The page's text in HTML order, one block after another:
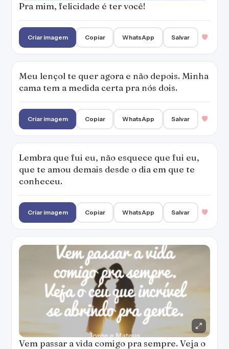
Pra mim, felicidade é ter você!
Criar imagem Copiar WhatsApp Salvar
Meu lençol te quer agora e não depois. Minha
cama tem a medida certa pra nós dois.
Criar imagem Copiar WhatsApp Salvar
Lembra que fui eu, não esquece que fui eu,
que te amou demais desde o dia em que te
conheceu.
Criar imagem Copiar WhatsApp Salvar
Vem passar a vida comigo pra sempre. Veja o